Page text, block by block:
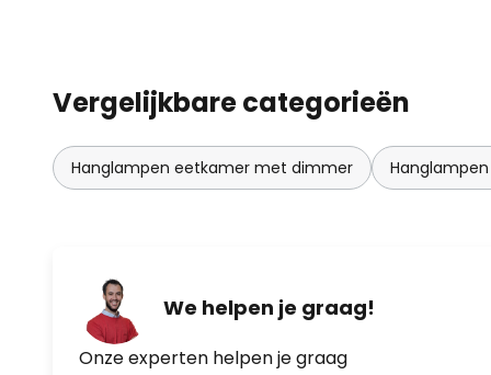
Vergelijkbare categorieën
Hanglampen eetkamer met dimmer
We helpen je graag!
Onze experten helpen je graag